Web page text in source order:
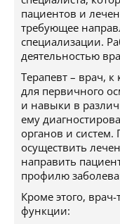
пациентов и
требующее
специализации.
деятельностью
Терапевт – врач,
для первичного
и навыки в
ему
органов и систем.
осуществить
направить
профилю
Кроме этого,
функции: